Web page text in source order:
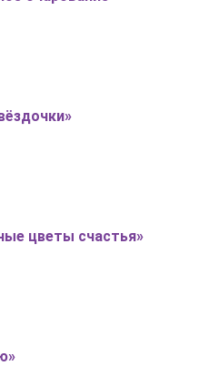
цветы счастья»